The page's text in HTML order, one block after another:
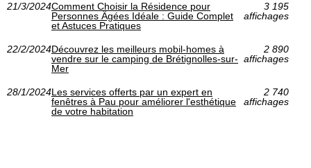
21/3/2024Comment Choisir la Résidence pour
Personnes Âgées Idéale : Guide Complet
et Astuces Pratiques
3 195
affichages
22/2/2024Découvrez les meilleurs mobil-homes à
vendre sur le camping de Brétignolles-sur-
Mer
2 890
affichages
28/1/2024Les services offerts par un expert en
fenêtres à Pau pour améliorer l'esthétique
de votre habitation
2 740
affichages